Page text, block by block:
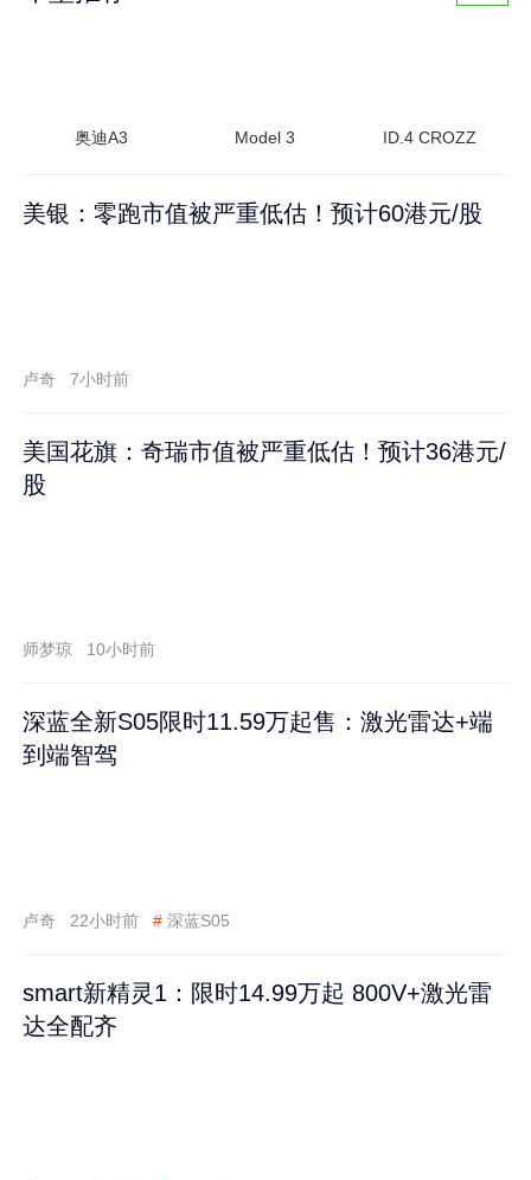
奥迪A3 Model 3 ID.4 CROZZ
美银：零跑市值被严重低估！预计60港元/股
卢奇 7小时前
美国花旗：奇瑞市值被严重低估！预计36港元/
股
师梦琼 10小时前
深蓝全新S05限时11.59万起售：激光雷达+端
到端智驾
卢奇 22小时前 # 深蓝S05
smart新精灵1：限时14.99万起 800V+激光雷
达全配齐